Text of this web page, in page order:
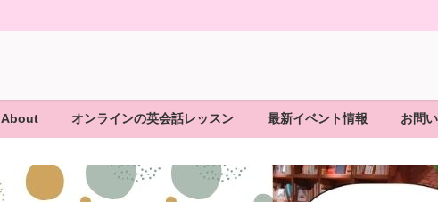
About オンラインの英会話レッスン 最新イベント情報 お問